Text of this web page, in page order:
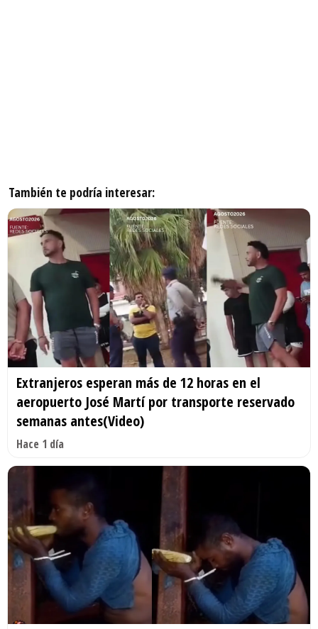
También te podría interesar:
Extranjeros esperan más de 12 horas en el
aeropuerto José Martí por transporte reservado
semanas antes(Video)
Hace 1 día